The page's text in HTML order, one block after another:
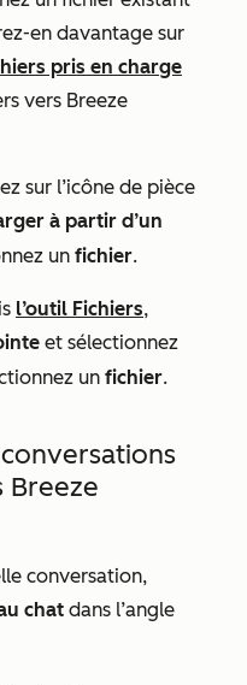
en davantage sur
pris en charge
vers Breeze
sur l’icône de pièce
à partir d’un
un fichier.
l’outil Fichiers,
et sélectionnez
un fichier.
Breeze
conversation,
chat dans l’angle